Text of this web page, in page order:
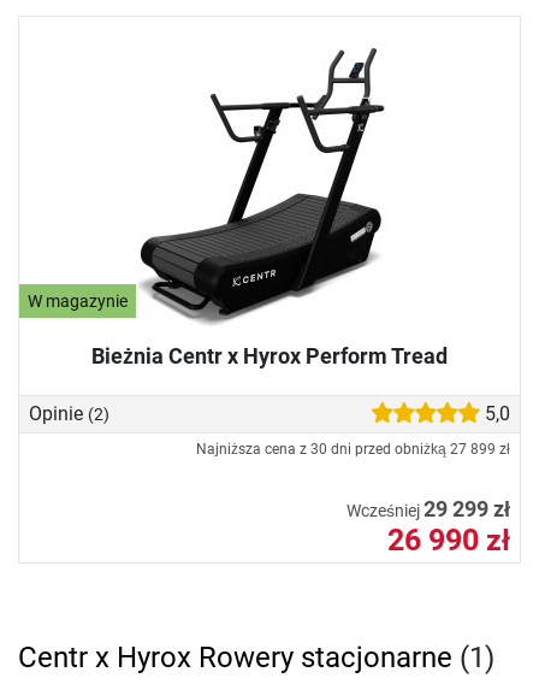
W magazynie
Bieżnia Centr x Hyrox Perform Tread
Opinie (2) 5,0
Najniższa cena z 30 dni przed obniżką 27 899 zł
Wcześniej29 299 zł
26 990 zł
Centr x Hyrox Rowery stacjonarne (1)